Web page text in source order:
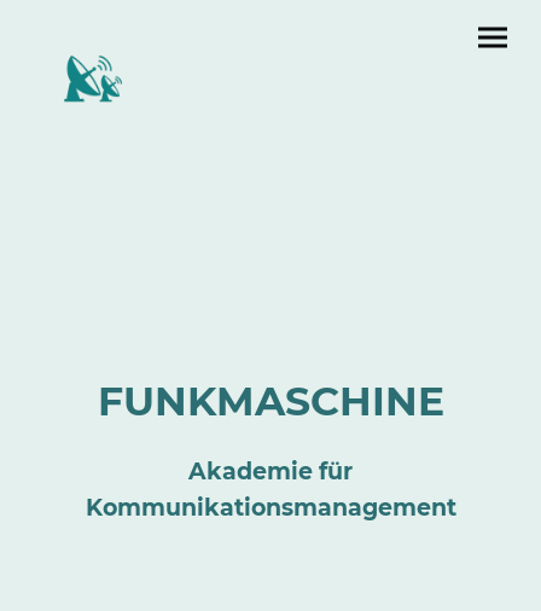
FUNKMASCHINE
Akademie für
Kommunikationsmanagement